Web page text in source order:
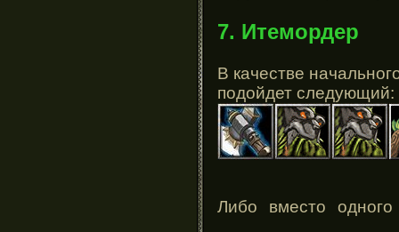
7. Итемордер
В качестве
подойдет следующий:
Либо вместо